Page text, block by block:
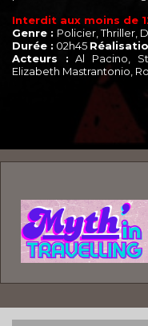
Interdit aux moins de
Genre : Policier, Thriller,
Durée : 02h45
Acteurs : Al Pacino,
Elizabeth Mastrantonio,